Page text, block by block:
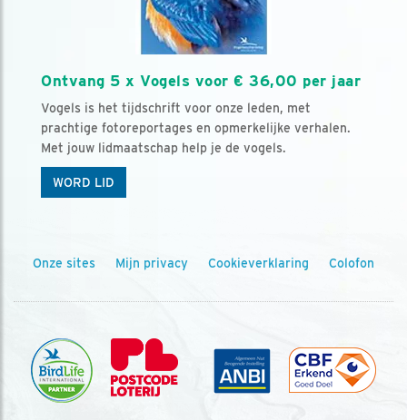
Ontvang 5 x Vogels voor € 36,00 per jaar
Vogels is het tijdschrift voor onze leden, met
prachtige fotoreportages en opmerkelijke verhalen.
Met jouw lidmaatschap help je de vogels.
WORD LID
Onze sites Mijn privacy Cookieverklaring Colofon